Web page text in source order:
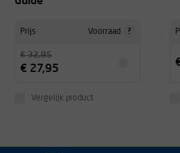
goed
een acht zoals je verwacht
Prijs Voorraad ?
€ 32,95
€ 27,95
Vergelijk product